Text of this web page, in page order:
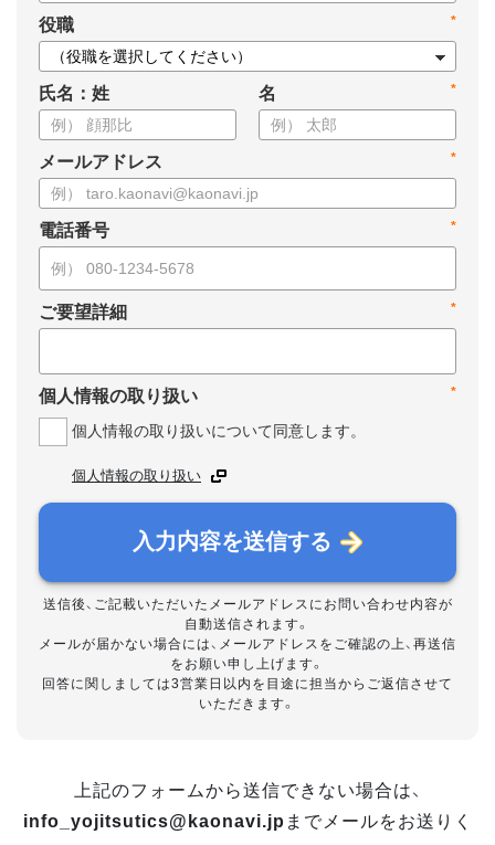
*
役職
氏名：姓 *
名
*
メールアドレス
*
電話番号
*
ご要望詳細
*
個人情報の取り扱い
個人情報の取り扱いについて同意します。
個人情報の取り扱い
入力内容を送信する
送信後、ご記載いただいたメールアドレスにお問い合わせ内容が
自動送信されます。
メールが届かない場合には、メールアドレスをご確認の上、再送信
をお願い申し上げます。
回答に関しましては3営業日以内を目途に担当からご返信させて
いただきます。
上記のフォームから送信できない場合は、
info_yojitsutics@kaonavi.jp までメールをお送りく